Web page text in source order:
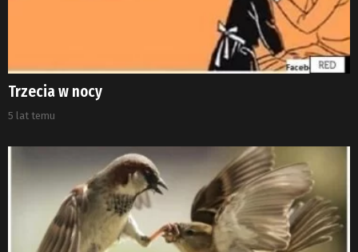
Trzecia w nocy
5 lat temu